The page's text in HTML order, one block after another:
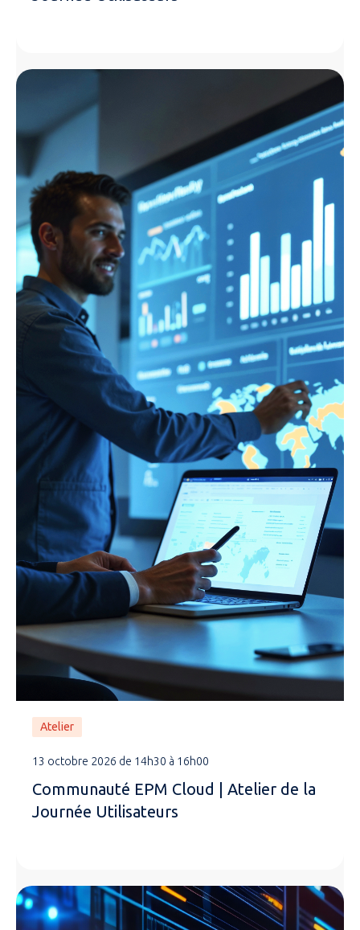
Atelier
13 octobre 2026 de 14h30 à 16h00
Communauté EPM Cloud | Atelier de la
Journée Utilisateurs